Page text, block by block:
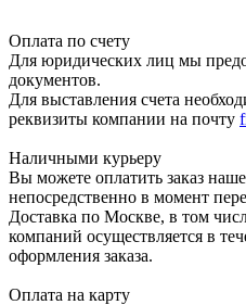
Оплата по счету
Для юридических лиц мы
документов.
Для выставления счета
реквизиты компании на почту
Наличными курьеру
Вы можете оплатить заказ
непосредственно в момент
Доставка по Москве, в том
компаний осуществляется в
оформления заказа.
Оплата на карту